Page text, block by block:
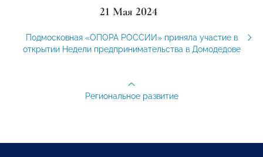
21 Мая 2024
Подмосковная «ОПОРА РОССИИ» приняла участие в
открытии Недели предпринимательства в Домодедове
Региональное развитие